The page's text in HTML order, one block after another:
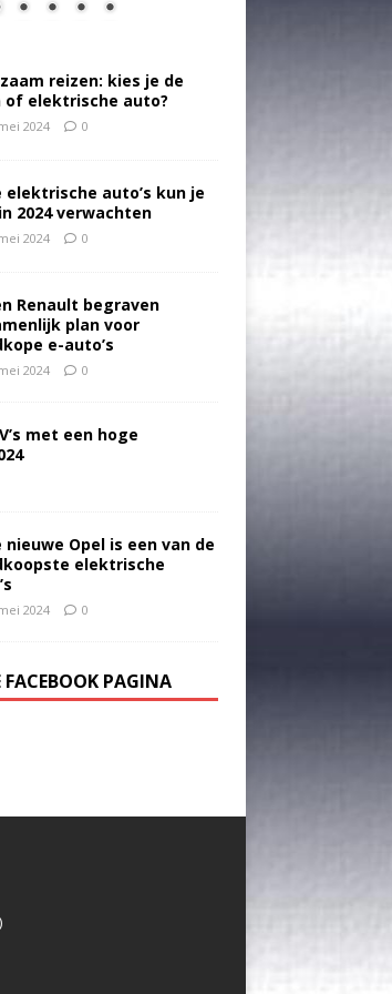
reizen: kies je de
of elektrische auto?
2024 0
elektrische auto’s kun je
2024 verwachten
2024 0
Renault begraven
plan voor
e-auto’s
2024 0
met een hoge
nieuwe Opel is een van de
elektrische
2024 0
PAGINA